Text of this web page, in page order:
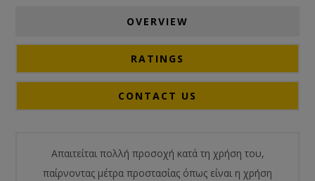
OVERVIEW
RATINGS
CONTACT US
Απαιτείται πολλή προσοχή κατά τη χρήση του,
παίρνοντας μέτρα προστασίας όπως είναι η χρήση